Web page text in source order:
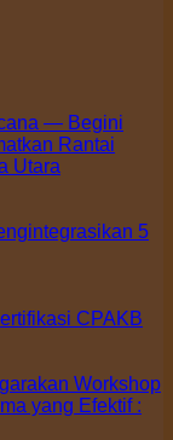
— Begini
Rantai
Utara
5
CPAKB
Workshop
yang Efektif :